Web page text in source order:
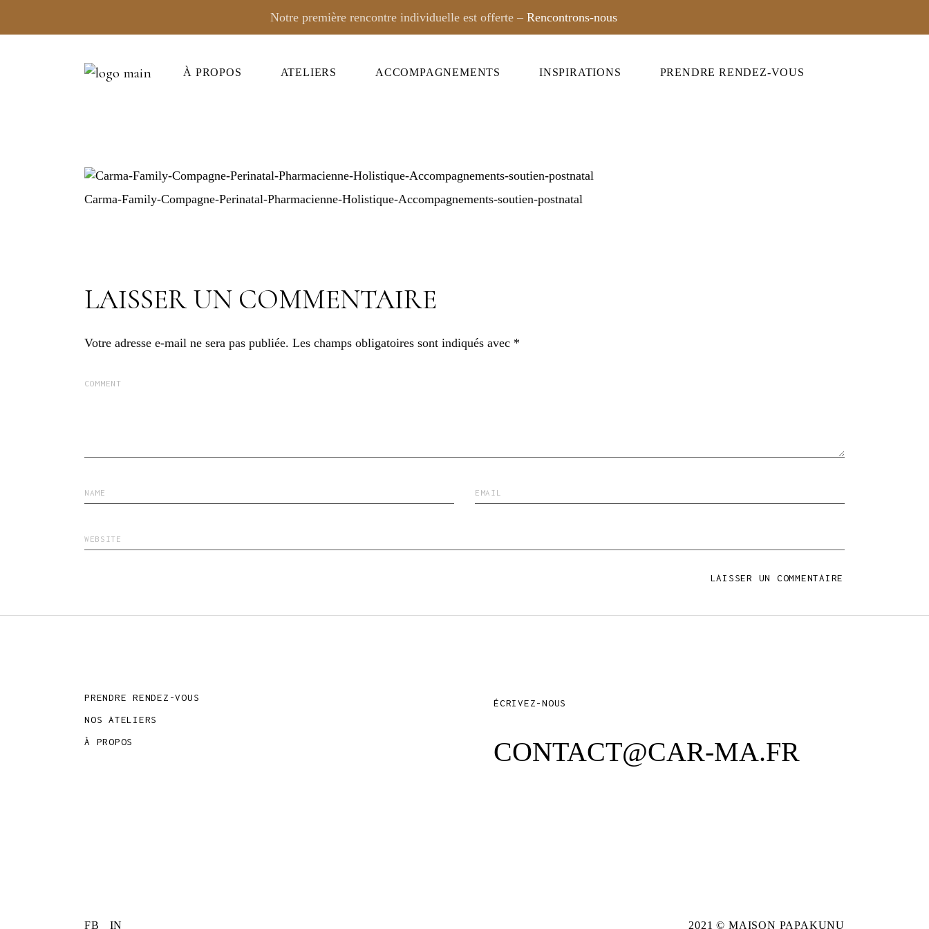
Notre première rencontre individuelle est offerte – Rencontrons-nous
À PROPOS ATELIERS
DUNSTAN BABY LANGAGE
ACCOMPAGNEMENTS
FORFAIT
INSPIRATIONS PRENDRE RENDEZ-VOUS
Carma-Family-Compagne-Perinatal-Pharmacienne-Holistique-Accompagnements-soutien-postnatal
LAISSER UN COMMENTAIRE
Votre adresse e-mail ne sera pas publiée. Les champs obligatoires sont indiqués avec *
LAISSER UN COMMENTAIRE
PRENDRE RENDEZ-VOUS
NOS ATELIERS
À PROPOS
ÉCRIVEZ-NOUS
CONTACT@CAR-MA.FR
FB IN 2021 © MAISON PAPAKUNU